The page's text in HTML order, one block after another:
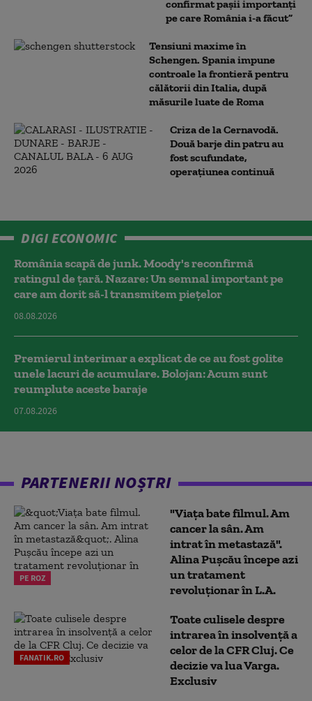
confirmat pașii importanți
pe care România i-a făcut”
Tensiuni maxime în
Schengen. Spania impune
controale la frontieră pentru
călătorii din Italia, după
măsurile luate de Roma
Criza de la Cernavodă.
Două barje din patru au
fost scufundate,
operațiunea continuă
DIGI ECONOMIC
România scapă de junk. Moody's reconfirmă
ratingul de țară. Nazare: Un semnal important pe
care am dorit să-l transmitem piețelor
08.08.2026
Premierul interimar a explicat de ce au fost golite
unele lacuri de acumulare. Bolojan: Acum sunt
reumplute aceste baraje
07.08.2026
PARTENERII NOȘTRI
PE ROZ
"Viața bate filmul. Am
cancer la sân. Am
intrat în metastază".
Alina Pușcău începe azi
un tratament
revoluționar în L.A.
FANATIK.RO
Toate culisele despre
intrarea în insolvență a
celor de la CFR Cluj. Ce
decizie va lua Varga.
Exclusiv